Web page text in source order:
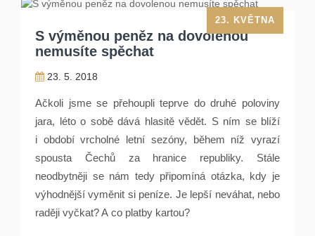
S výměnou peněz na dovolenou
nemusíte spěchat
23. 5. 2018
23. KVĚTNA
Ačkoli jsme se přehoupli teprve do druhé poloviny
jara, léto o sobě dává hlasitě vědět. S ním se blíží
i období vrcholné letní sezóny, během níž vyrazí
spousta Čechů za hranice republiky. Stále
neodbytněji se nám tedy připomíná otázka, kdy je
výhodnější vyměnit si peníze. Je lepší neváhat, nebo
raději vyčkat? A co platby kartou?